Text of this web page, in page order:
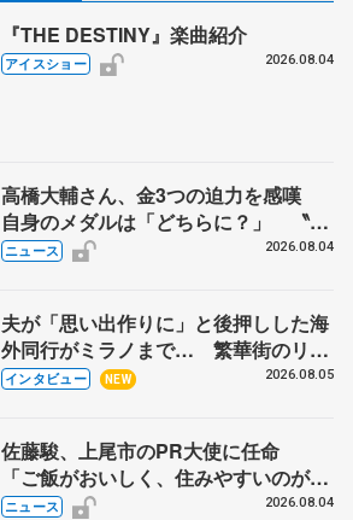
『THE DESTINY』楽曲紹介
アイスショー 2026.08.04
高橋大輔さん、金3つの迫力を感嘆
自身のメダルは「どちらに？」 〝リ
ス兄弟〟オリンピック3連覇の野村忠
ニュース 2026.08.04
夫が「思い出作りに」と後押しした海
外同行がミラノまで… 繁華街のリン
クでは不良のお兄さんも味方に 小林
インタビュー NEW 2026.08.05
佐藤駿、上尾市のPR大使に任命
「ご飯がおいしく、住みやすいのが魅
力」
ニュース 2026.08.04